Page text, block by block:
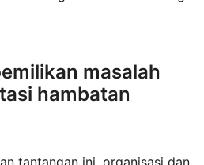
masalah
hambatan
tantangan ini, organisasi dan